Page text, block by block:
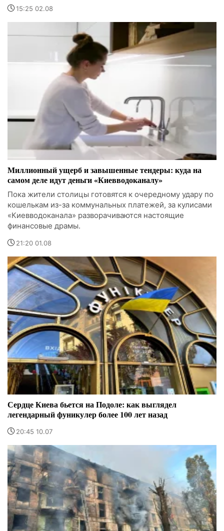
15:25 02.08
Миллионный ущерб и завышенные тендеры: куда на
самом деле идут деньги «Киевводоканалу»
Пока жители столицы готовятся к очередному удару по
кошелькам из-за коммунальных платежей, за кулисами
«Киевводоканала» разворачиваются настоящие
финансовые драмы.
21:20 01.08
Сердце Киева бьется на Подоле: как выглядел
легендарный фуникулер более 100 лет назад
20:45 10.07